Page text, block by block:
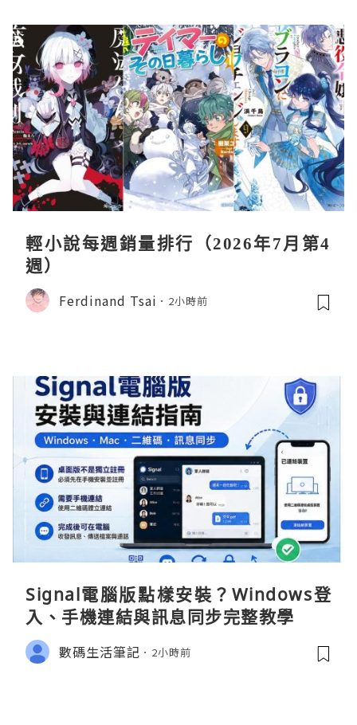
輕小說每週銷量排行（2026年7月第4
週）
Ferdinand Tsai 2小時前
Signal電腦版點樣安裝？Windows登
入、手機連結與訊息同步完整教學
數碼生活筆記 2小時前